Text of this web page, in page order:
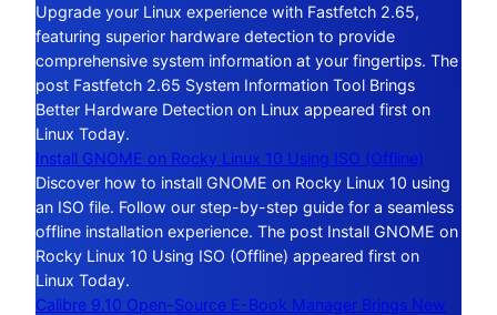
Upgrade your Linux experience with Fastfetch 2.65,
featuring superior hardware detection to provide
comprehensive system information at your fingertips. The
post Fastfetch 2.65 System Information Tool Brings
Better Hardware Detection on Linux appeared first on
Linux Today.
Install GNOME on Rocky Linux 10 Using ISO (Offline)
Discover how to install GNOME on Rocky Linux 10 using
an ISO file. Follow our step-by-step guide for a seamless
offline installation experience. The post Install GNOME on
Rocky Linux 10 Using ISO (Offline) appeared first on
Linux Today.
Calibre 9.10 Open-Source E-Book Manager Brings New